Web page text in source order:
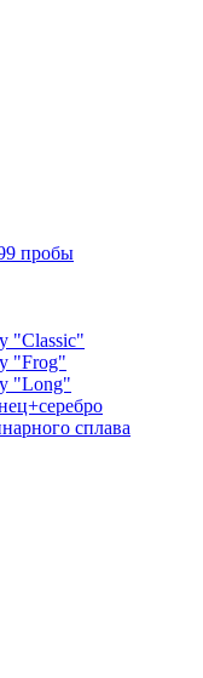
пробы
"Classic"
"Frog"
"Long"
сплава